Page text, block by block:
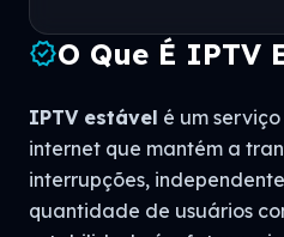
verifiedO Que É IPTV
IPTV estável é um
internet que mantém a
interrupções,
quantidade de usuários